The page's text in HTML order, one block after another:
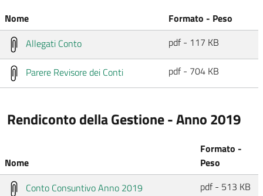
Nome
Formato - Peso
Allegati Conto
pdf - 117 KB
Parere Revisore dei Conti pdf - 704 KB
Rendiconto della Gestione - Anno 2019
Nome
Formato -
Peso
Conto Consuntivo Anno 2019
pdf - 513 KB